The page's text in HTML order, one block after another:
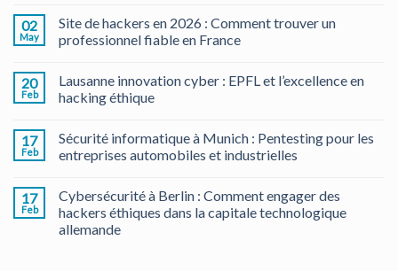
02
May
Site de hackers en 2026 : Comment trouver un
professionnel fiable en France
20
Feb
Lausanne innovation cyber : EPFL et l’excellence en
hacking éthique
17
Feb
Sécurité informatique à Munich : Pentesting pour les
entreprises automobiles et industrielles
17
Feb
Cybersécurité à Berlin : Comment engager des
hackers éthiques dans la capitale technologique
allemande